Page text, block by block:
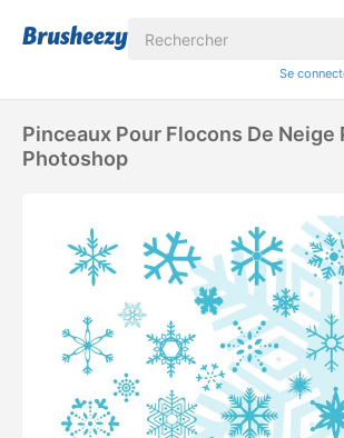
Se
Pinceaux Pour Flocons De Neige
Photoshop